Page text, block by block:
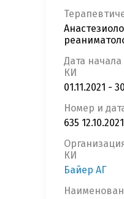
Дата
КИ
01.11.2021 -
Номер и
635 12.10.2021
КИ
Байер АГ